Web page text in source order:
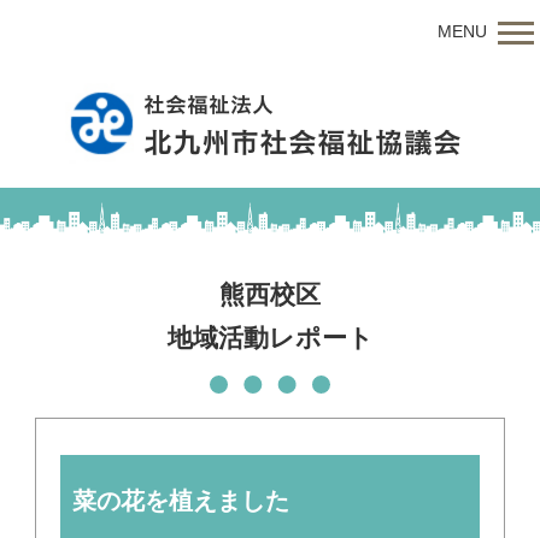
MENU
熊西校区
地域活動レポート
菜の花を植えました